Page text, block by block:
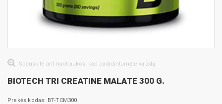
Spauskite ant nuotraukos, kad padidintumėte vaizdą
BIOTECH TRI CREATINE MALATE 300 G.
Prekės kodas: BT-TCM300